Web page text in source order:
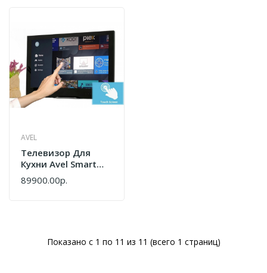
AVEL
Телевизор Для
Кухни Avel Smart
AVS245WSBF
89900.00р.
Показано с 1 по 11 из 11 (всего 1 страниц)